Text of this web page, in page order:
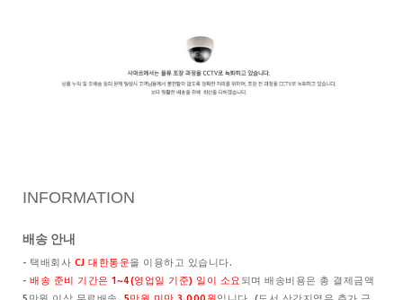
INFORMATION
배송 안내
- 택배회사 CJ 대한통운을 이용하고 있습니다.
- 배송 준비 기간은 1~4(영업일 기준) 일이 소요 되며 배송비용은 총 결제금액